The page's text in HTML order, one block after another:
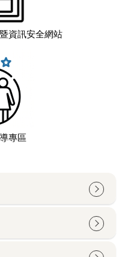
資訊安全網站
專區